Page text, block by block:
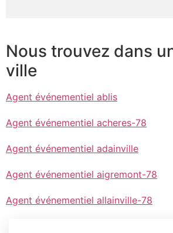
Nous trouvez dans
ville
Agent événementiel ablis
Agent événementiel acheres-78
Agent événementiel adainville
Agent événementiel aigremont-78
Agent événementiel allainville-78